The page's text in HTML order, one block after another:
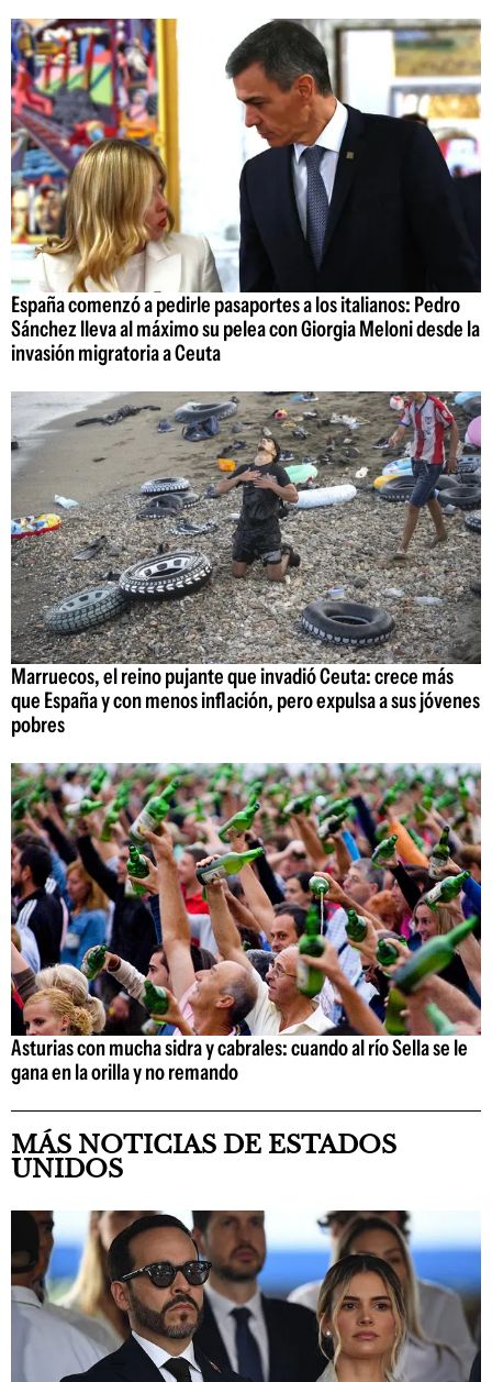
España comenzó a pedirle pasaportes a los italianos: Pedro
Sánchez lleva al máximo su pelea con Giorgia Meloni desde la
invasión migratoria a Ceuta
Marruecos, el reino pujante que invadió Ceuta: crece más
que España y con menos inflación, pero expulsa a sus jóvenes
pobres
Asturias con mucha sidra y cabrales: cuando al río Sella se le
gana en la orilla y no remando
MÁS NOTICIAS DE ESTADOS
UNIDOS